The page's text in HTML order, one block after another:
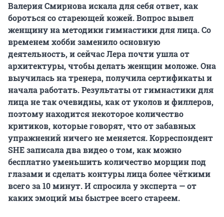
Валерия Смирнова искала для себя ответ, как
бороться со стареющей кожей. Вопрос вывел
женщину на методики гимнастики для лица. Со
временем хобби заменило основную
деятельность, и сейчас Лера почти ушла от
архитектуры, чтобы делать женщин моложе. Она
выучилась на тренера, получила сертификаты и
начала работать. Результаты от гимнастики для
лица не так очевидны, как от уколов и филлеров,
поэтому находится некоторое количество
критиков, которые говорят, что от забавных
упражнений ничего не меняется. Корреспондент
SHE записала два видео о том, как можно
бесплатно уменьшить количество морщин под
глазами и сделать контуры лица более чёткими
всего за 10 минут. И спросила у эксперта — от
каких эмоций мы быстрее всего стареем.